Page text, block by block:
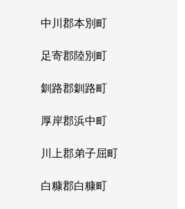
中川郡本別町
足寄郡陸別町
釧路郡釧路町
厚岸郡浜中町
川上郡弟子屈町
白糠郡白糠町